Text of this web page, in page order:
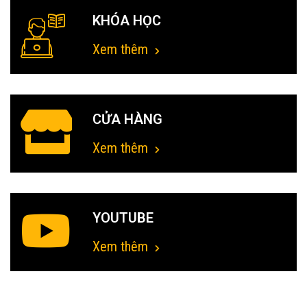
KHÓA HỌC
Xem thêm
CỬA HÀNG
Xem thêm
YOUTUBE
Xem thêm